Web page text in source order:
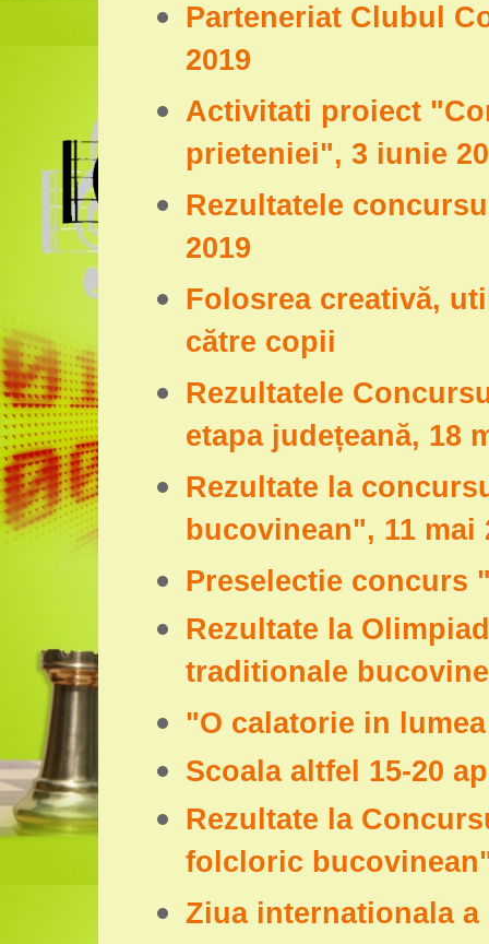
Parteneriat Clubul
2019
Activitati proiect
prieteniei", 3 iunie
Rezultatele
2019
Folosrea creativă,
către copii
Rezultatele
etapa județeană, 18
Rezultate la
bucovinean", 11 mai
Preselectie concurs
Rezultate la
traditionale
"O calatorie in
Scoala altfel 15-20
Rezultate la
folcloric
Ziua internationala